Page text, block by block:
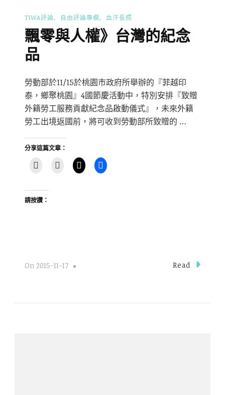
TIWA評論 自由評論專欄 血汗長照
飄零與人權》台灣的紀念
品
勞動部於11/15於桃園市政府所舉辦的『菲越印
泰，鄉聚桃園』4國節慶活動中，特別安排『致贈
外籍勞工服務貢獻紀念品啟動儀式』，未來外籍
勞工出境返國前，將可收到勞動部所致贈的 …
分享這篇文章：
請按讚：
On 2015-11-17 Read